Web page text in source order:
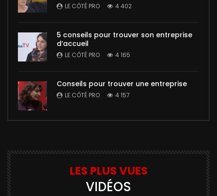
LE CÔTÉ PRO 4 402
5 conseils pour trouver son entreprise
d’accueil
LE CÔTÉ PRO 4 165
Conseils pour trouver une entreprise
LE CÔTÉ PRO 4 157
LES PLUS VUES
VIDÉOS